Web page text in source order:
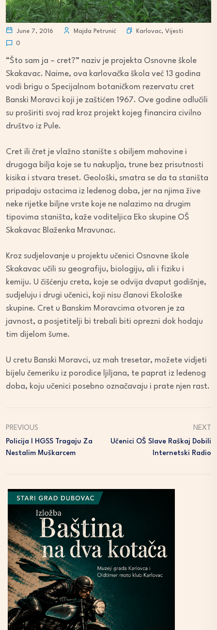
June 7, 2016 Majda Petrunić Karlovac, Vijesti
0
“Što sam ja – cret?” naziv je projekta Osnovne škole
Skakavac. Naime, ova karlovačka škola već 13 godina
vodi brigu o Specijalnom botaničkom rezervatu cret
Banski Moravci koji je zaštićen 1967. Ove godine odlučili
su proširiti svoj rad kroz projekt kojeg financira civilno
društvo iz Pule.
Cret ili čret je vlažno stanište s obiljem mahovine i
drugoga bilja koje se tu nakuplja, trune bez prisutnosti
kisika i stvara treset. Geološki, smatra se da ta staništa
pripadaju ostacima iz ledenog doba, jer na njima žive
neke rijetke biljne vrste koje ne nalazimo na drugim
tipovima staništa, kaže voditeljica Eko skupine OŠ
Skakavac Blaženka Mravunac.
Kroz sudjelovanje u projektu učenici Osnovne škole
Skakavac učili su geografiju, biologiju, ali i fiziku i
kemiju. U čišćenju creta, koje se odvija dvaput godišnje,
sudjeluju i drugi učenici, koji nisu članovi Ekološke
skupine. Cret u Banskim Moravcima otvoren je za
javnost, a posjetitelji bi trebali biti oprezni dok hodaju
tim dijelom šume.
U cretu Banski Moravci, uz mah tresetar, možete vidjeti
bijelu čemeriku iz porodice ljiljana, te paprat iz ledenog
doba, koju učenici posebno označavaju i prate njen rast.
PREVIOUS
Policija I HGSS Tragaju Za
Nestalim Muškarcem
NEXT
Učenici OŠ Slave Raškaj Dobili
Internetski Radio